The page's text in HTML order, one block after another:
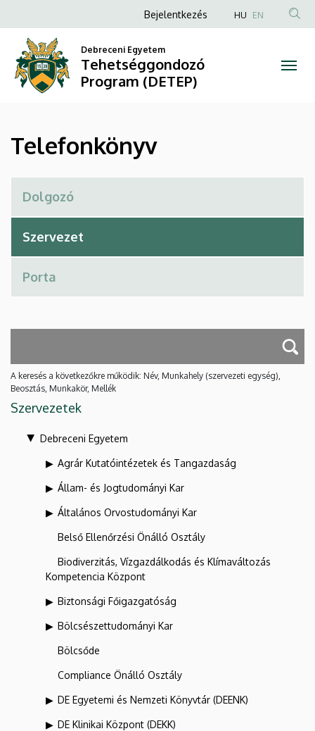
Telefonkönyv
Tehetséggondozó
Program
(DETEP)
a
tartalomra
Anonim
fiók
menüje
Bejelentkezés HU EN
Debreceni Egyetem
Tehetséggondozó
Program (DETEP)
Telefonkönyv
A keresés a következőkre működik: Név, Munkahely (szervezeti egység),
Beosztás, Munkakör, Mellék
Szervezetek
Debreceni Egyetem
Agrár Kutatóintézetek és Tangazdaság
Állam- és Jogtudományi Kar
Általános Orvostudományi Kar
Belső Ellenőrzési Önálló Osztály
Biodiverzitás, Vízgazdálkodás és Klímaváltozás
Kompetencia Központ
Biztonsági Főigazgatóság
Bölcsészettudományi Kar
Bölcsőde
Compliance Önálló Osztály
DE Egyetemi és Nemzeti Könyvtár (DEENK)
DE Klinikai Központ (DEKK)